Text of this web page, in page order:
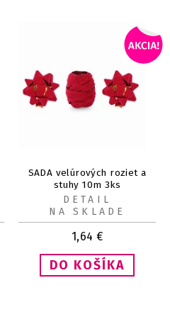
SADA velúrových roziet a
stuhy 10m 3ks
1,64 €
DETAIL
NA SKLADE